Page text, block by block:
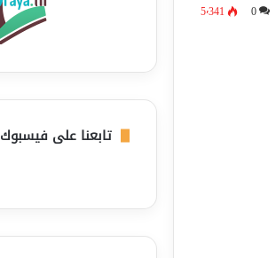
0 5٬341
تابعنا على فيسبوك